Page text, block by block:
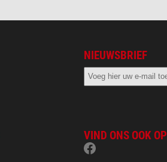
NIEUWSBRIEF
VIND ONS OOK OP